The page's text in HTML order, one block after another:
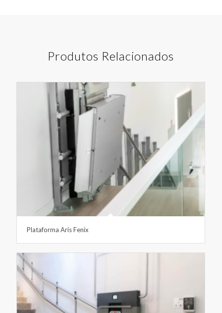
Produtos Relacionados
Plataforma Aris Fenix